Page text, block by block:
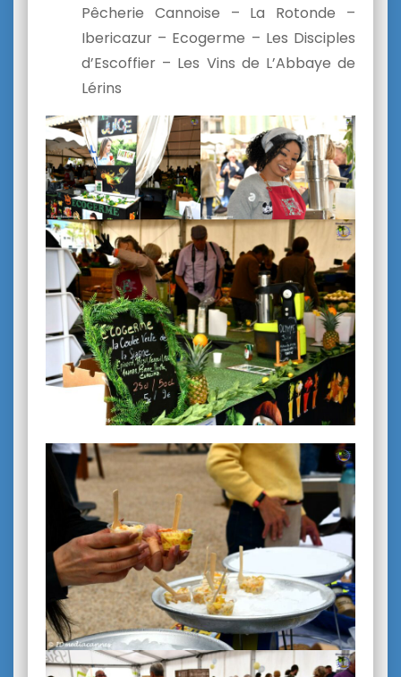
Pêcherie Cannoise – La Rotonde –
Ibericazur – Ecogerme – Les Disciples
d’Escoffier – Les Vins de L’Abbaye de
Lérins